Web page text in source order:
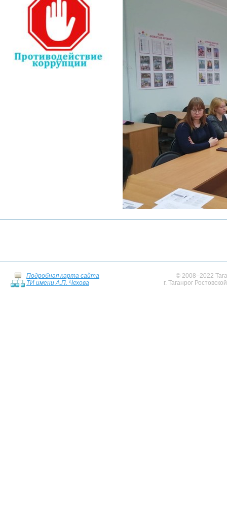
Подробная карта сайта
ТИ имени А.П. Чехова
© 2008–2022
г. Таганрог